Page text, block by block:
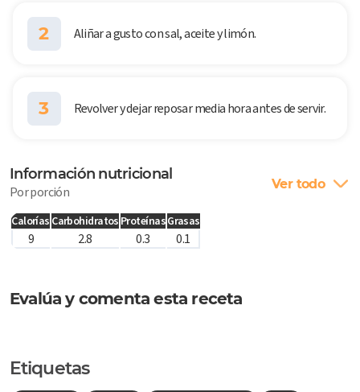
2 Aliñar a gusto con sal, aceite y limón.
3 Revolver y dejar reposar media hora antes de servir.
Información nutricional
Por porción Ver todo
Calorías Carbohidratos ProteínasGrasas
9 2.8 0.3 0.1
Evalúa y comenta esta receta
Etiquetas